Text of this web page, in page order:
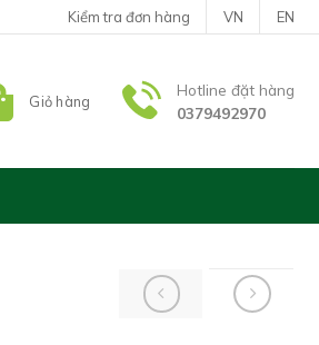
Kiểm tra đơn hàng VN EN
Giỏ hàng
Hotline đặt hàng
0379492970